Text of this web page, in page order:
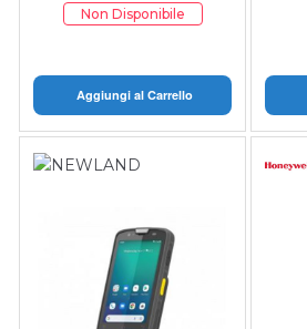
Non Disponibile
Aggiungi al Carrello